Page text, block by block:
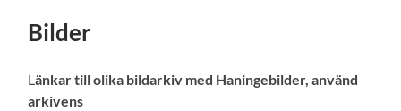
Bilder
Länkar till olika bildarkiv med Haningebilder, använd
arkivens